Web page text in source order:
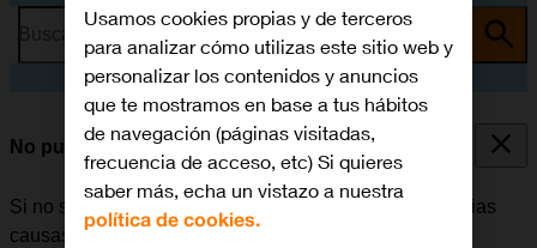
Busca por problema o tema
No puedo enviar ni recibir MMS
Si no se puede enviar ni recibir MMS, puede haber varias
causas posibles al problema.
Usamos cookies propias y de terceros
para analizar cómo utilizas este sitio web y
personalizar los contenidos y anuncios
que te mostramos en base a tus hábitos
de navegación (páginas visitadas,
frecuencia de acceso, etc) Si quieres
saber más, echa un vistazo a nuestra
política de cookies.